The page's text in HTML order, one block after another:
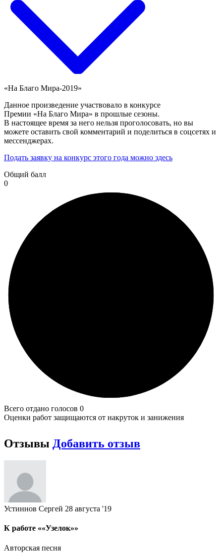
«На Благо Мира-2019»
Данное произведение участвовало в конкурсе
Премии «На Благо Мира» в прошлые сезоны.
В настоящее время за него нельзя проголосовать, но вы
можете оставить свой комментарий и поделиться в соцсетях и
мессенджерах.
Подать заявку на конкурс этого года можно здесь
Общий балл
0
Всего отдано голосов 0
Оценки работ защищаются от накруток и занижения
Отзывы Добавить отзыв
Устиннов Сергей 28 августа '19
К работе ««Узелок»»
Авторская песня